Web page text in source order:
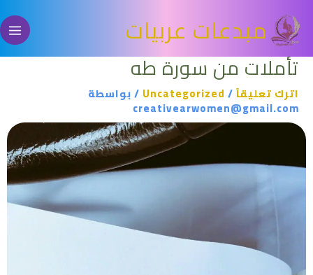
إلى
المحتوىمبدعات عربيات
تأملات من سورة طه
اترك تعليقاً/
Uncategorized / بواسطة
creativearwomen@gmail.com